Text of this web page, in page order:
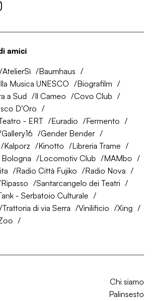
amici
AtelierSì
Baumhaus
Musica UNESCO
Biografilm
a Sud Il Cameo
Covo Club
D'Oro
- ERT
Euradio
Fermento
Gallery16
Gender Bender
Kalporz Kinotto
Libreria Trame
Bologna Locomotiv Club
MAMbo
Radio Città Fujiko
Radio Nova
Ripasso
Santarcangelo dei Teatri
- Serbatoio Culturale
Trattoria di via Serra Vinilificio
Xing
Chi siamo
Palinsesto